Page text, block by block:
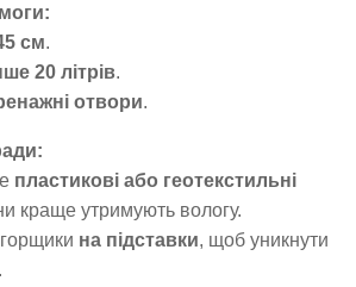
см.
20 літрів.
отвори.
пластикові або геотекстильні
краще утримують вологу.
на підставки, щоб уникнути